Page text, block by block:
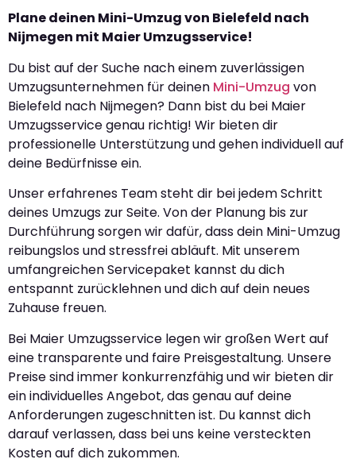
Plane deinen Mini-Umzug von Bielefeld nach
Nijmegen mit Maier Umzugsservice!
Du bist auf der Suche nach einem zuverlässigen
Umzugsunternehmen für deinen Mini-Umzug von
Bielefeld nach Nijmegen? Dann bist du bei Maier
Umzugsservice genau richtig! Wir bieten dir
professionelle Unterstützung und gehen individuell auf
deine Bedürfnisse ein.
Unser erfahrenes Team steht dir bei jedem Schritt
deines Umzugs zur Seite. Von der Planung bis zur
Durchführung sorgen wir dafür, dass dein Mini-Umzug
reibungslos und stressfrei abläuft. Mit unserem
umfangreichen Servicepaket kannst du dich
entspannt zurücklehnen und dich auf dein neues
Zuhause freuen.
Bei Maier Umzugsservice legen wir großen Wert auf
eine transparente und faire Preisgestaltung. Unsere
Preise sind immer konkurrenzfähig und wir bieten dir
ein individuelles Angebot, das genau auf deine
Anforderungen zugeschnitten ist. Du kannst dich
darauf verlassen, dass bei uns keine versteckten
Kosten auf dich zukommen.